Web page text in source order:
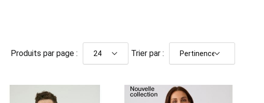
Produits par page : Trier par :